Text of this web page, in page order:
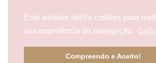
Este website utiliza cookies para
sua experiência de navegação.
Compreendo e Aceito!
espinafres
flaura476@gmail.comemBolas